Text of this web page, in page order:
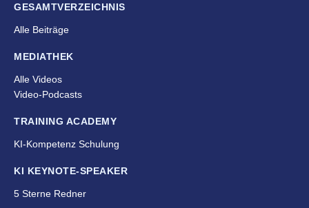
GESAMTVERZEICHNIS
Alle Beiträge
MEDIATHEK
Alle Videos
Video-Podcasts
TRAINING ACADEMY
KI-Kompetenz Schulung
KI KEYNOTE-SPEAKER
5 Sterne Redner